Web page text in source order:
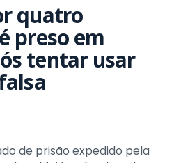
quatro
preso em
tentar usar
de prisão expedido pela